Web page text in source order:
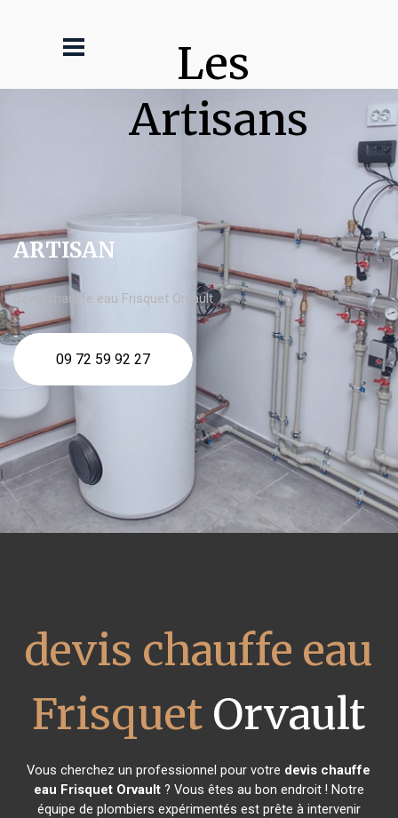
Les
Artisans
ARTISAN
devis chauffe eau Frisquet Orvault
09 72 59 92 27
devis chauffe eau
Frisquet Orvault
Vous cherchez un professionnel pour votre devis chauffe
eau Frisquet Orvault? Vous êtes au bon endroit ! Notre
équipe de plombiers expérimentés est prête à intervenir